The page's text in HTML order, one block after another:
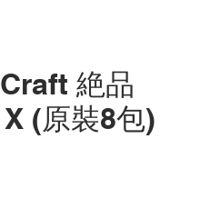
絶品
(原裝8包)